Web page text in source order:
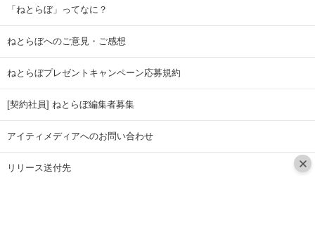
「ねとらぼ」ってなに？
ねとらぼへのご意見・ご感想
ねとらぼプレゼントキャンペーン応募規約
[契約社員] ねとらぼ編集者募集
アイティメディアへのお問い合わせ
リリース送付先